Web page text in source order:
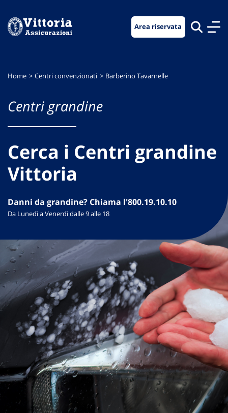
menu
contenuto
footer
Area riservata
Home Centri convenzionati Barberino Tavarnelle
Centri grandine
Cerca i Centri grandine
Vittoria
Danni da grandine? Chiama l'800.19.10.10
Da Lunedì a Venerdì dalle 9 alle 18